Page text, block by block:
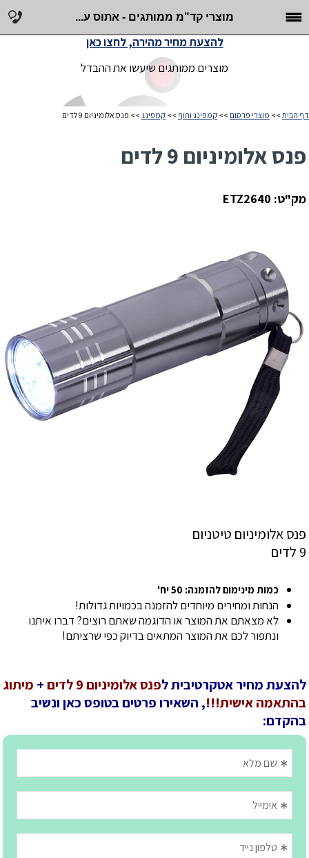
מוצרי קד"מ ממותגים - אתוס ע...
מוצרים ממותגים שיעשו את ההבדל
להצעת מחיר מהירה, לחצו כאן
דף הבית >> מוצרי פרסום >> קמפינג וחוף >> קמפינג >> פנס אלומיניום 9 לדים
פנס אלומיניום 9 לדים
מק"ט: ETZ2640
פנס אלומיניום טיטניום
9 לדים
כמות מינימום להזמנה: 50 יח'
הנחות ומחירים מיוחדים להזמנה בכמויות גדולות!
לא מצאתם את המוצר או הדוגמה שאתם רוצים? דברו איתנו
ונתפור לכם את המוצר המתאים בדיוק כפי שרציתם!
להצעת מחיר אטקרטיבית לפנס אלומיניום 9 לדים + מיתוג
בהתאמה אישית!!!, השאירו פרטים בטופס כאן ונשיב
בהקדם: